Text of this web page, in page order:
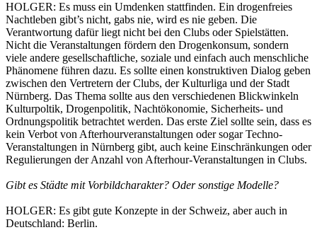
HOLGER: Es muss ein Umdenken stattfinden. Ein drogenfreies
Nachtleben gibt’s nicht, gabs nie, wird es nie geben. Die
Verantwortung dafür liegt nicht bei den Clubs oder Spielstätten.
Nicht die Veranstaltungen fördern den Drogenkonsum, sondern
viele andere gesellschaftliche, soziale und einfach auch menschliche
Phänomene führen dazu. Es sollte einen konstruktiven Dialog geben
zwischen den Vertretern der Clubs, der Kulturliga und der Stadt
Nürnberg. Das Thema sollte aus den verschiedenen Blickwinkeln
Kulturpoltik, Drogenpolitik, Nachtökonomie, Sicherheits- und
Ordnungspolitik betrachtet werden. Das erste Ziel sollte sein, dass es
kein Verbot von Afterhourveranstaltungen oder sogar Techno-
Veranstaltungen in Nürnberg gibt, auch keine Einschränkungen oder
Regulierungen der Anzahl von Afterhour-Veranstaltungen in Clubs.
Gibt es Städte mit Vorbildcharakter? Oder sonstige Modelle?
HOLGER: Es gibt gute Konzepte in der Schweiz, aber auch in
Deutschland: Berlin.